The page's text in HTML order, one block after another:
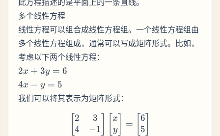
多个线性方程
线性方程可以组合成线性方程组。一个线性方程组由
多个线性方程组成，通常可以写成矩阵形式。比如，
考虑以下两个线性方程：
2x
+
3y
=
2x + 3y = 6
4x
-
y
4x − y = 5
我们可以将其表示为矩阵形式：
\begin{bmatrix} 2 & 3
2
4
3
−1 [x
y
= [6
5